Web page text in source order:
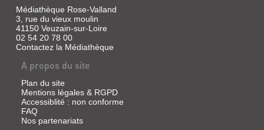
inca
afin
de
transmettre
des
Sa
est
un
jour
bouleversée
lorsque
Médiathèque Rose-Valland
3, rue du vieux moulin
41150 Veuzain-sur-Loire
02 54 20 78 00
Contactez la Médiathèque
A propos du site
Plan du site
Mentions légales & RGPD
Accessiblité : non conforme
FAQ
Nos partenariats